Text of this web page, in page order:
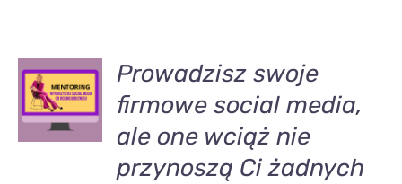
DODAJ
DO
KOSZYKA
/
SZCZEGÓŁY
Prowadzisz swoje
firmowe social media,
ale one wciąż nie
przynoszą Ci żadnych